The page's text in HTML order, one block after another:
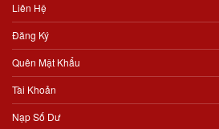
Liên Hệ
Đăng Ký
Quên Mật Khẩu
Tài Khoản
Nạp Số Dư